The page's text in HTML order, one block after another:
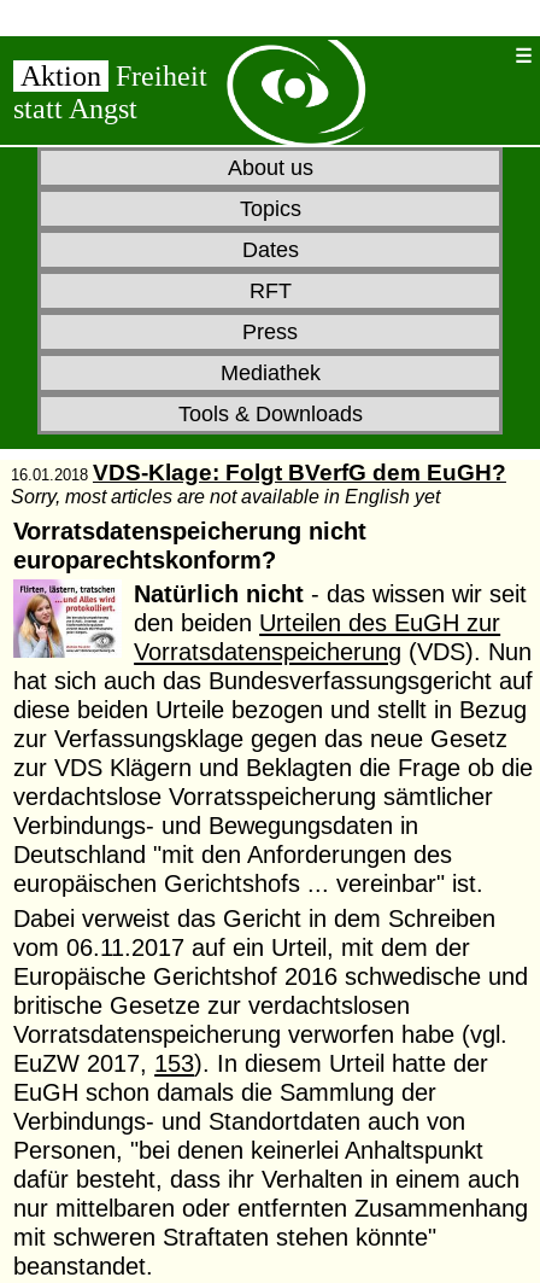
Aktion Freiheit
statt Angst
About us
Topics
Dates
RFT
Press
Mediathek
Tools & Downloads
16.01.2018 VDS-Klage: Folgt BVerfG dem EuGH?
Sorry, most articles are not available in English yet
Vorratsdatenspeicherung nicht
europarechtskonform?
Natürlich nicht - das wissen wir seit
den beiden Urteilen des EuGH zur
Vorratsdatenspeicherung (VDS). Nun
hat sich auch das Bundesverfassungsgericht auf
diese beiden Urteile bezogen und stellt in Bezug
zur Verfassungsklage gegen das neue Gesetz
zur VDS Klägern und Beklagten die Frage ob die
verdachtslose Vorratsspeicherung sämtlicher
Verbindungs- und Bewegungsdaten in
Deutschland "mit den Anforderungen des
europäischen Gerichtshofs ... vereinbar" ist.
Dabei verweist das Gericht in dem Schreiben
vom 06.11.2017 auf ein Urteil, mit dem der
Europäische Gerichtshof 2016 schwedische und
britische Gesetze zur verdachtslosen
Vorratsdatenspeicherung verworfen habe (vgl.
EuZW 2017, 153). In diesem Urteil hatte der
EuGH schon damals die Sammlung der
Verbindungs- und Standortdaten auch von
Personen, "bei denen keinerlei Anhaltspunkt
dafür besteht, dass ihr Verhalten in einem auch
nur mittelbaren oder entfernten Zusammenhang
mit schweren Straftaten stehen könnte"
beanstandet.